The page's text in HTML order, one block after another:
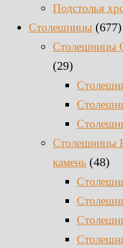
Подстолья
Столешницы (677)
Столешницы
(29)
Столешницы
камень (48)